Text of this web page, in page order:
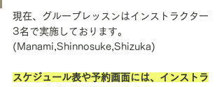
現在、グループレッスンはインストラクター
3名で実施しております。
(Manami,Shinnosuke,Shizuka)
スケジュール表や予約画面には、インストラ